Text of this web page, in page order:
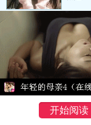
开始阅读